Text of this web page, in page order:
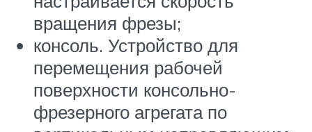
вращения фрезы;
консоль. Устройство для
перемещения рабочей
поверхности консольно-
фрезерного агрегата по